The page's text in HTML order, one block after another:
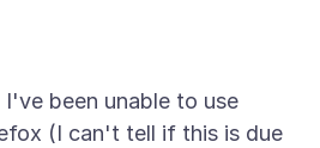
been unable to use
(I can't tell if this is due